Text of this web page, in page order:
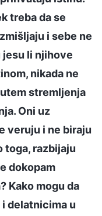
treba da se
i sebe ne
jesu li njihove
nikada ne
stremljenja
Oni uz
veruju i ne biraju
toga, razbijaju
dokopam
Kako mogu da
delatnicima u